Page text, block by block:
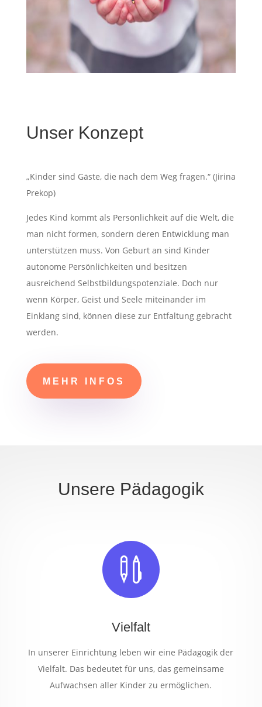
Unser Konzept
„Kinder sind Gäste, die nach dem Weg fragen.“ (Jirina
Prekop)
Jedes Kind kommt als Persönlichkeit auf die Welt, die
man nicht formen, sondern deren Entwicklung man
unterstützen muss. Von Geburt an sind Kinder
autonome Persönlichkeiten und besitzen
ausreichend Selbstbildungspotenziale. Doch nur
wenn Körper, Geist und Seele miteinander im
Einklang sind, können diese zur Entfaltung gebracht
werden.
MEHR INFOS
Unsere Pädagogik

Vielfalt
In unserer Einrichtung leben wir eine Pädagogik der
Vielfalt. Das bedeutet für uns, das gemeinsame
Aufwachsen aller Kinder zu ermöglichen.